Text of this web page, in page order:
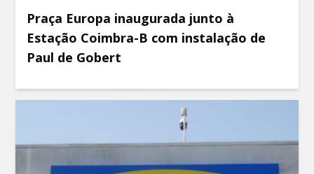
Praça Europa inaugurada junto à
Estação Coimbra-B com instalação de
Paul de Gobert